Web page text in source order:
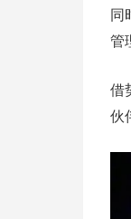
同
管
借
伙